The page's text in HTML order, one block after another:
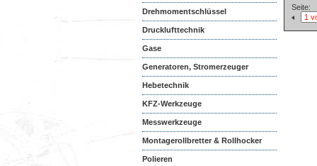
Drehmomentschlüssel
Drucklufttechnik
Gase
Generatoren, Stromerzeuger
Hebetechnik
KFZ-Werkzeuge
Messwerkzeuge
Montagerollbretter & Rollhocker
Polieren
Seite: